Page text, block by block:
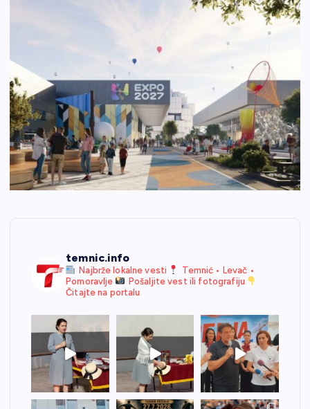
temnic.info
Najbrže lokalne vesti
Temnić • Levač •
Pomoravlje
Pošaljite vest ili fotografiju
Čitajte na portalu